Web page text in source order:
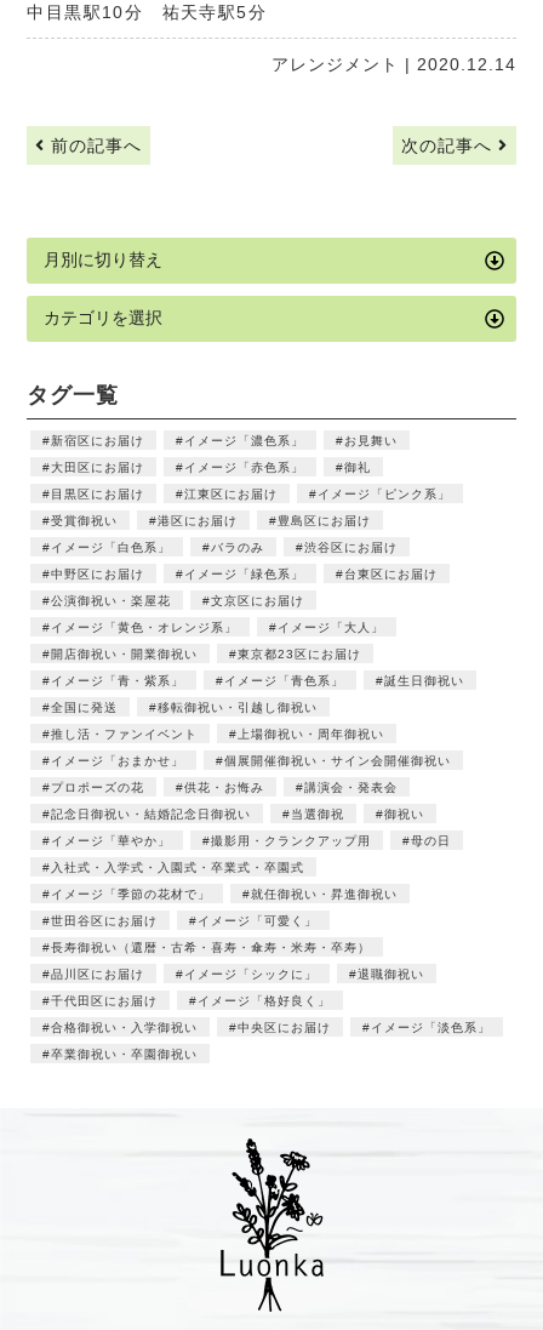
中目黒駅10分 祐天寺駅5分
アレンジメント | 2020.12.14
前の記事へ 次の記事へ
タグ一覧
新宿区にお届け イメージ「濃色系」
お見舞い
大田区にお届け
イメージ「赤色系」
御礼
目黒区にお届け
江東区にお届け
イメージ「ピンク系」
受賞御祝い
港区にお届け
豊島区にお届け
イメージ「白色系」
バラのみ
渋谷区にお届け
中野区にお届け
イメージ「緑色系」
台東区にお届け
公演御祝い・楽屋花
文京区にお届け
イメージ「黄色・オレンジ系」
イメージ「大人」
開店御祝い・開業御祝い
東京都23区にお届け
イメージ「青・紫系」
イメージ「青色系」
誕生日御祝い
全国に発送
移転御祝い・引越し御祝い
推し活・ファンイベント
上場御祝い・周年御祝い
イメージ「おまかせ」
個展開催御祝い・サイン会開催御祝い
プロポーズの花
供花・お悔み
講演会・発表会
記念日御祝い・結婚記念日御祝い
当選御祝
御祝い
イメージ「華やか」
撮影用・クランクアップ用
母の日
入社式・入学式・入園式・卒業式・卒園式
イメージ「季節の花材で」
就任御祝い・昇進御祝い
世田谷区にお届け
イメージ「可愛く」
長寿御祝い（還暦・古希・喜寿・傘寿・米寿・卒寿）
品川区にお届け
イメージ「シックに」
退職御祝い
千代田区にお届け
イメージ「格好良く」
合格御祝い・入学御祝い
中央区にお届け
イメージ「淡色系」
卒業御祝い・卒園御祝い